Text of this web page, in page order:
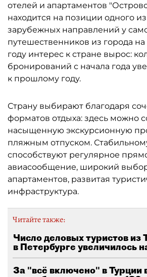
отелей и апартаментов
находится на позиции одного
зарубежных направлений у
путешественников из города
году интерес к стране вырос:
бронирований с начала года
к прошлому году.
Страну выбирают благодаря
форматов отдыха: здесь можно
насыщенную экскурсионную
пляжным отпуском.
способствуют регулярное
авиасообщение, широкий
апартаментов, развитая
инфраструктура.
Читайте также:
Число деловых туристов из
в Петербурге увеличилось
За "всё включено" в Турции